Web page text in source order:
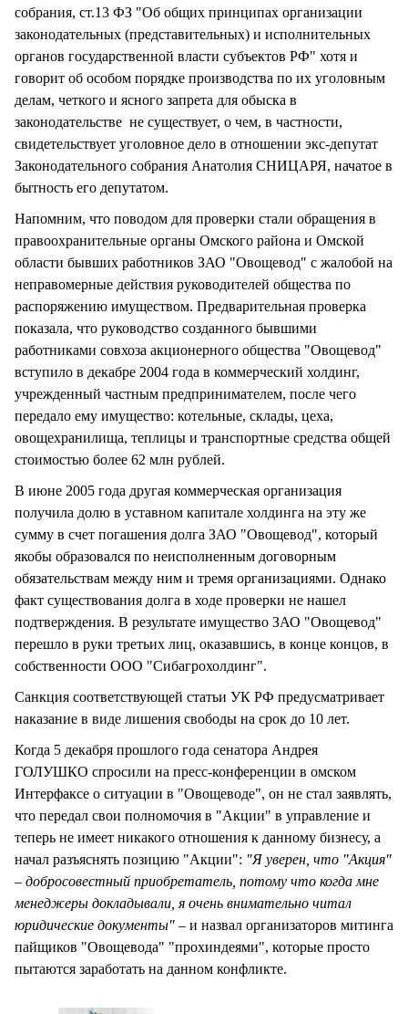
собрания, ст.13 ФЗ "Об общих принципах организации
законодательных (представительных) и исполнительных
органов государственной власти субъектов РФ" хотя и
говорит об особом порядке производства по их уголовным
делам, четкого и ясного запрета для обыска в
законодательстве не существует, о чем, в частности,
свидетельствует уголовное дело в отношении экс-депутат
Законодательного собрания Анатолия СНИЦАРЯ, начатое в
бытность его депутатом.
Напомним, что поводом для проверки стали обращения в
правоохранительные органы Омского района и Омской
области бывших работников ЗАО "Овощевод" с жалобой на
неправомерные действия руководителей общества по
распоряжению имуществом. Предварительная проверка
показала, что руководство созданного бывшими
работниками совхоза акционерного общества "Овощевод"
вступило в декабре 2004 года в коммерческий холдинг,
учрежденный частным предпринимателем, после чего
передало ему имущество: котельные, склады, цеха,
овощехранилища, теплицы и транспортные средства общей
стоимостью более 62 млн рублей.
В июне 2005 года другая коммерческая организация
получила долю в уставном капитале холдинга на эту же
сумму в счет погашения долга ЗАО "Овощевод", который
якобы образовался по неисполненным договорным
обязательствам между ним и тремя организациями. Однако
факт существования долга в ходе проверки не нашел
подтверждения. В результате имущество ЗАО "Овощевод"
перешло в руки третьих лиц, оказавшись, в конце концов, в
собственности ООО "Сибагрохолдинг".
Санкция соответствующей статьи УК РФ предусматривает
наказание в виде лишения свободы на срок до 10 лет.
Когда 5 декабря прошлого года сенатора Андрея
ГОЛУШКО спросили на пресс-конференции в омском
Интерфаксе о ситуации в "Овощеводе", он не стал заявлять,
что передал свои полномочия в "Акции" в управление и
теперь не имеет никакого отношения к данному бизнесу, а
начал разъяснять позицию "Акции": "Я уверен, что "Акция"
– добросовестный приобретатель, потому что когда мне
менеджеры докладывали, я очень внимательно читал
юридические документы" – и назвал организаторов митинга
пайщиков "Овощевода" "прохиндеями", которые просто
пытаются заработать на данном конфликте.